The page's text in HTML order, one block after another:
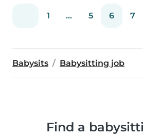
1 ... 5 6 7
Babysits Babysitting job
Find a